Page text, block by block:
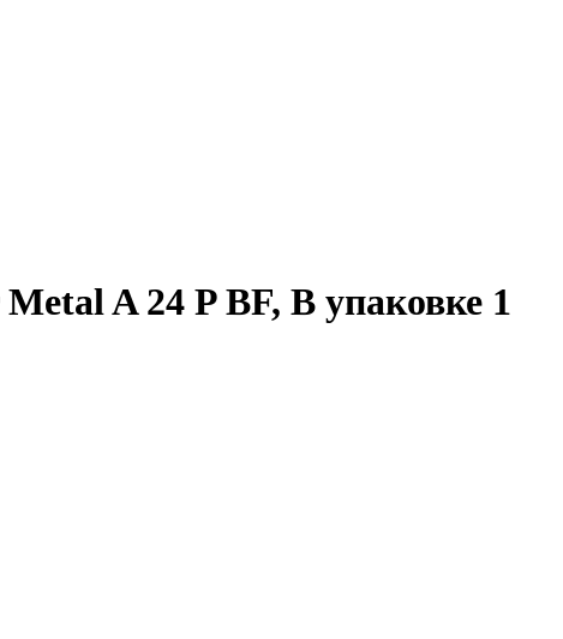
A 24 P BF, В упаковке 1